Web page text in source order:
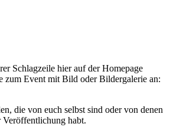
Schlagzeile hier auf der Homepage
zum Event mit Bild oder Bildergalerie an:
die von euch selbst sind oder von denen
habt.